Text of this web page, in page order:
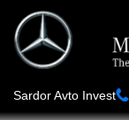
Перейти
основному
содержанию
Sardor Avto Invest